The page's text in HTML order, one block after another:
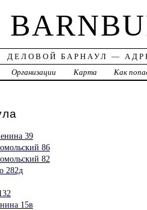
ДЕЛОВОЙ БАРНАУЛ —
Организации Карта Как
39
86
82
282д
15в